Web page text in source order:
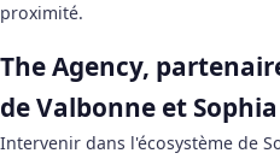
proximité.
The Agency,
de Valbonne et
Intervenir dans l'écosystème de